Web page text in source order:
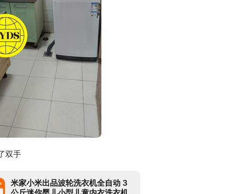
双手
米家小米出品波轮洗衣机全自动 3